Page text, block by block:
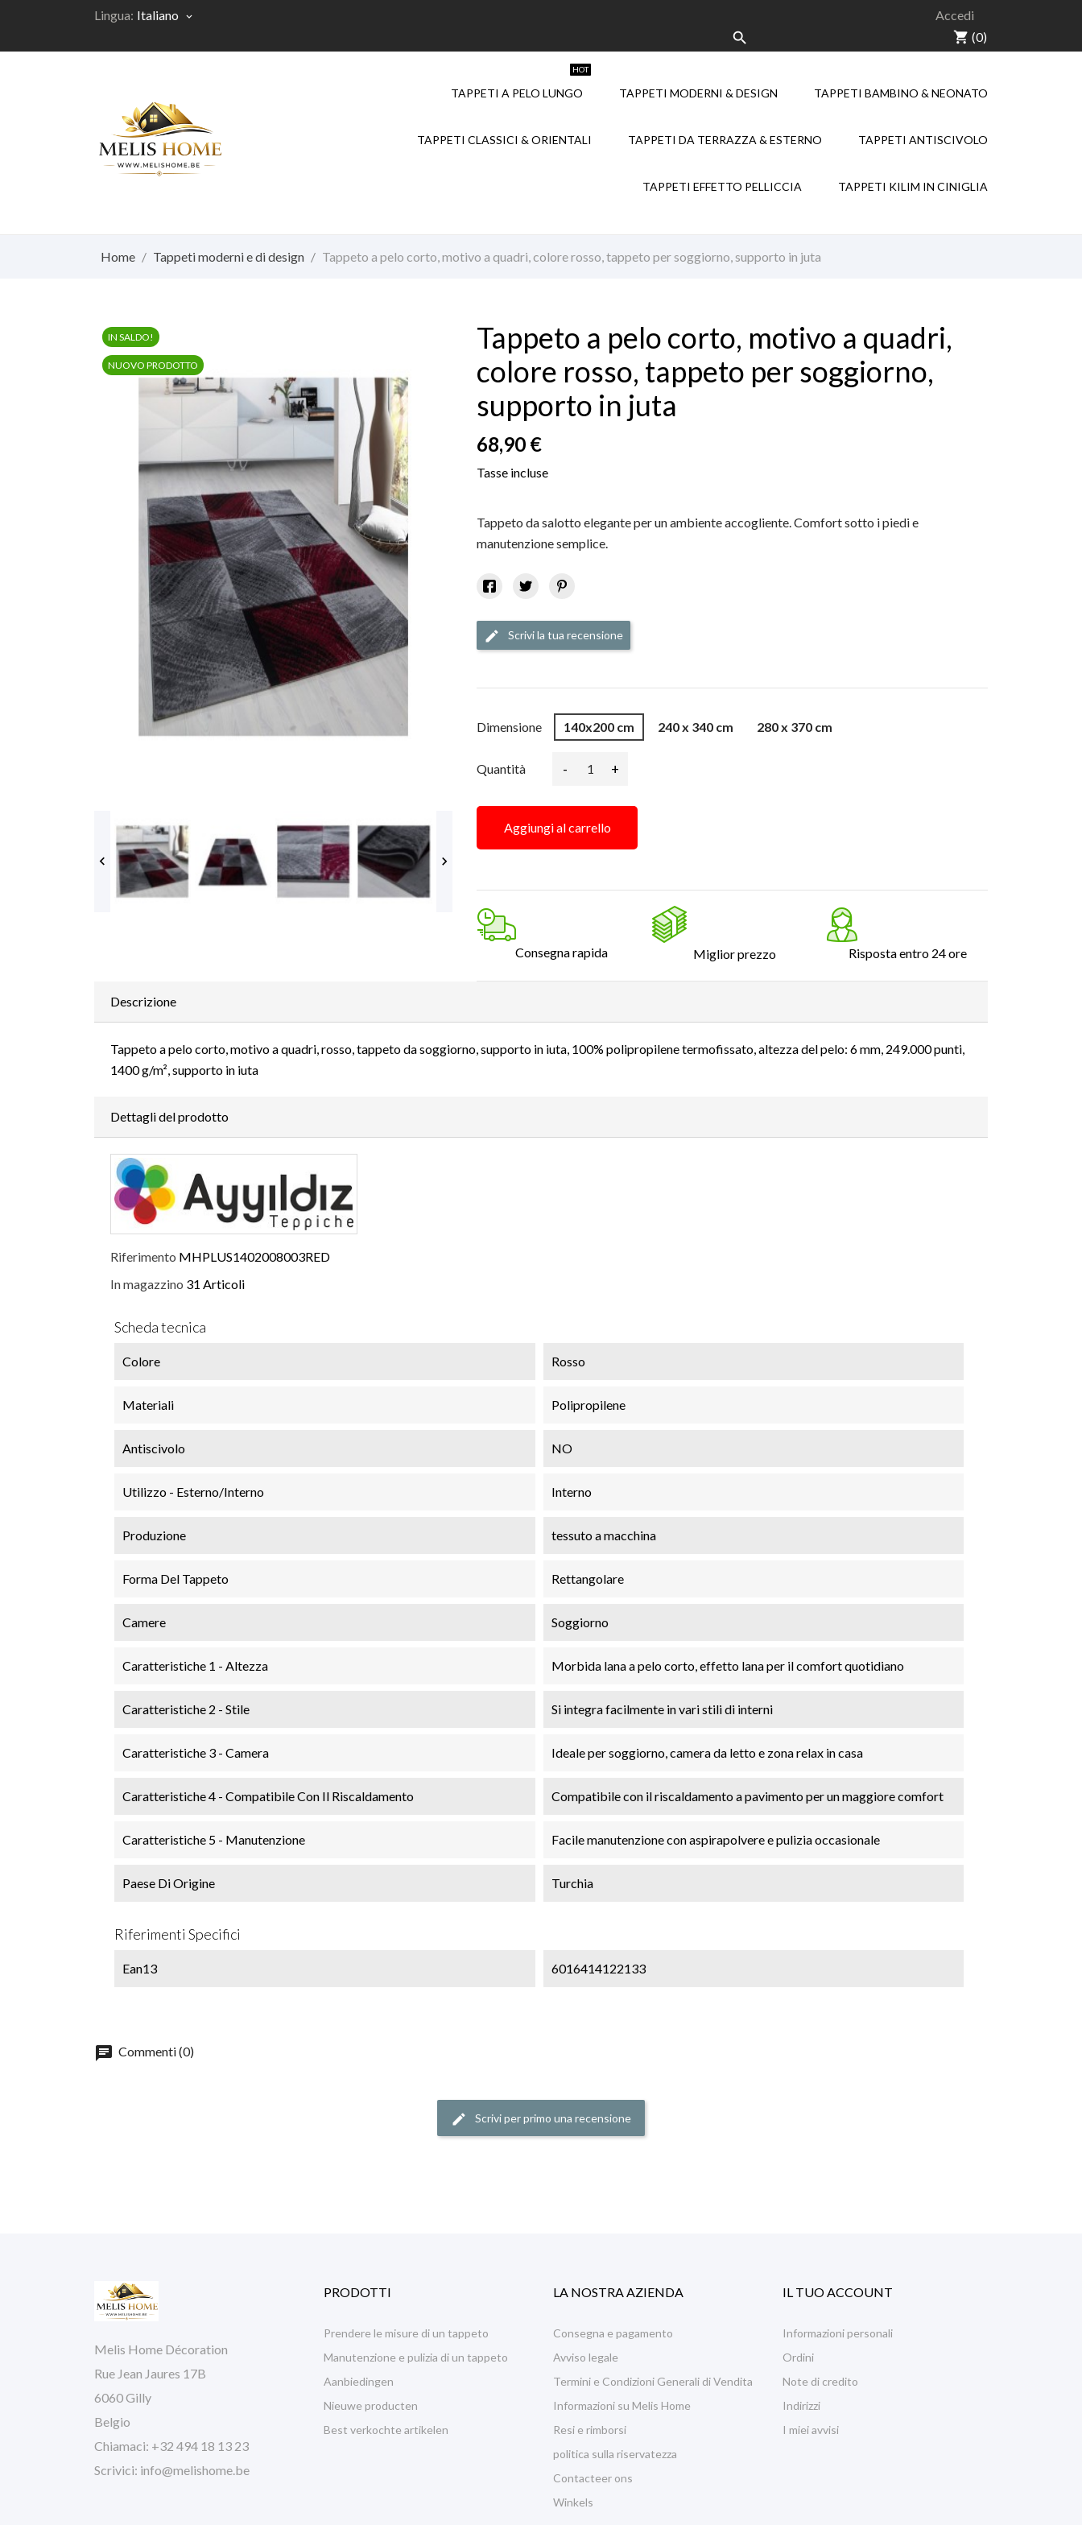
Lingua: Italiano keyboard_arrow_down Accedi
 shopping_cart (0)
TAPPETI A PELO LUNGO
HOT
TAPPETI MODERNI & DESIGN TAPPETI BAMBINO & NEONATO
TAPPETI CLASSICI & ORIENTALI TAPPETI DA TERRAZZA & ESTERNO TAPPETI ANTISCIVOLO
TAPPETI EFFETTO PELLICCIA TAPPETI KILIM IN CINIGLIA
Home Tappeti moderni e di design Tappeto a pelo corto, motivo a quadri, colore rosso, tappeto per soggiorno, supporto in juta
IN SALDO!
NUOVO PRODOTTO
 
Tappeto a pelo corto, motivo a quadri,
colore rosso, tappeto per soggiorno,
supporto in juta
68,90 €
Tasse incluse
Tappeto da salotto elegante per un ambiente accogliente. Comfort sotto i piedi e
manutenzione semplice.
edit Scrivi la tua recensione
Dimensione 140x200 cm 240 x 340 cm 280 x 370 cm
Quantità - +
Aggiungi al carrello
Consegna rapida Miglior prezzo Risposta entro 24 ore
Descrizione
Tappeto a pelo corto, motivo a quadri, rosso, tappeto da soggiorno, supporto in iuta, 100% polipropilene termofissato, altezza del pelo: 6 mm, 249.000 punti,
1400 g/m², supporto in iuta
Dettagli del prodotto
Riferimento MHPLUS1402008003RED
In magazzino 31 Articoli
Scheda tecnica
Colore Rosso
Materiali Polipropilene
Antiscivolo NO
Utilizzo - Esterno/Interno Interno
Produzione tessuto a macchina
Forma Del Tappeto Rettangolare
Camere Soggiorno
Caratteristiche 1 - Altezza Morbida lana a pelo corto, effetto lana per il comfort quotidiano
Caratteristiche 2 - Stile Si integra facilmente in vari stili di interni
Caratteristiche 3 - Camera Ideale per soggiorno, camera da letto e zona relax in casa
Caratteristiche 4 - Compatibile Con Il Riscaldamento Compatibile con il riscaldamento a pavimento per un maggiore comfort
Caratteristiche 5 - Manutenzione Facile manutenzione con aspirapolvere e pulizia occasionale
Paese Di Origine Turchia
Riferimenti Specifici
Ean13 6016414122133
chat Commenti (0)
edit Scrivi per primo una recensione
Melis Home Décoration
Rue Jean Jaures 17B
6060 Gilly
Belgio
Chiamaci: +32 494 18 13 23
Scrivici: info@melishome.be
PRODOTTI
Prendere le misure di un tappeto
Manutenzione e pulizia di un tappeto
Aanbiedingen
Nieuwe producten
Best verkochte artikelen
LA NOSTRA AZIENDA
Consegna e pagamento
Avviso legale
Termini e Condizioni Generali di Vendita
Informazioni su Melis Home
Resi e rimborsi
politica sulla riservatezza
Contacteer ons
Winkels
IL TUO ACCOUNT
Informazioni personali
Ordini
Note di credito
Indirizzi
I miei avvisi